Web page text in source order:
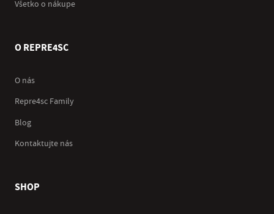
Všetko o nákupe
O REPRE4SC
O nás
Repre4sc Family
Blog
Kontaktujte nás
SHOP